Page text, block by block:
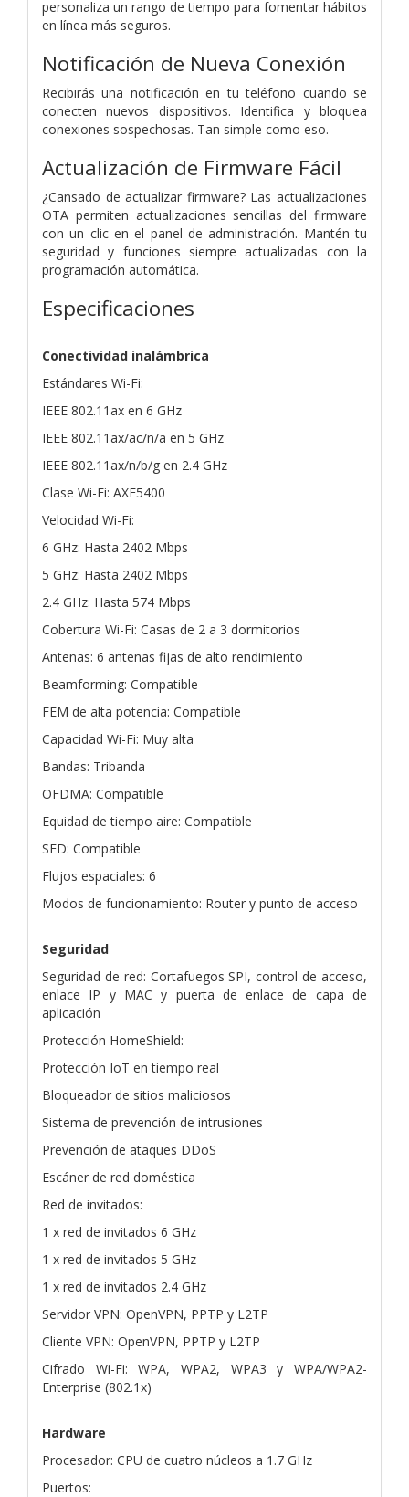
personaliza un rango de tiempo para fomentar hábitos
en línea más seguros.
Notificación de Nueva Conexión
Recibirás una notificación en tu teléfono cuando se
conecten nuevos dispositivos. Identifica y bloquea
conexiones sospechosas. Tan simple como eso.
Actualización de Firmware Fácil
¿Cansado de actualizar firmware? Las actualizaciones
OTA permiten actualizaciones sencillas del firmware
con un clic en el panel de administración. Mantén tu
seguridad y funciones siempre actualizadas con la
programación automática.
Especificaciones
Conectividad inalámbrica
Estándares Wi-Fi:
IEEE 802.11ax en 6 GHz
IEEE 802.11ax/ac/n/a en 5 GHz
IEEE 802.11ax/n/b/g en 2.4 GHz
Clase Wi-Fi: AXE5400
Velocidad Wi-Fi:
6 GHz: Hasta 2402 Mbps
5 GHz: Hasta 2402 Mbps
2.4 GHz: Hasta 574 Mbps
Cobertura Wi-Fi: Casas de 2 a 3 dormitorios
Antenas: 6 antenas fijas de alto rendimiento
Beamforming: Compatible
FEM de alta potencia: Compatible
Capacidad Wi-Fi: Muy alta
Bandas: Tribanda
OFDMA: Compatible
Equidad de tiempo aire: Compatible
SFD: Compatible
Flujos espaciales: 6
Modos de funcionamiento: Router y punto de acceso
Seguridad
Seguridad de red: Cortafuegos SPI, control de acceso,
enlace IP y MAC y puerta de enlace de capa de
aplicación
Protección HomeShield:
Protección IoT en tiempo real
Bloqueador de sitios maliciosos
Sistema de prevención de intrusiones
Prevención de ataques DDoS
Escáner de red doméstica
Red de invitados:
1 x red de invitados 6 GHz
1 x red de invitados 5 GHz
1 x red de invitados 2.4 GHz
Servidor VPN: OpenVPN, PPTP y L2TP
Cliente VPN: OpenVPN, PPTP y L2TP
Cifrado Wi-Fi: WPA, WPA2, WPA3 y WPA/WPA2-
Enterprise (802.1x)
Hardware
Procesador: CPU de cuatro núcleos a 1.7 GHz
Puertos: